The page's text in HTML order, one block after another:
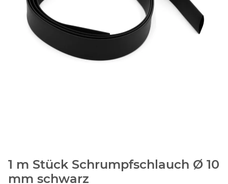
1 m Stück Schrumpfschlauch Ø 10
mm schwarz